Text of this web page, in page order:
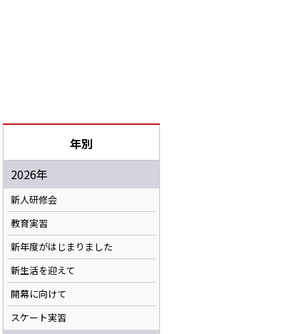
年別
2026年
新人研修会
教育実習
新年度がはじまりました
新生活を迎えて
開幕に向けて
スケート実習